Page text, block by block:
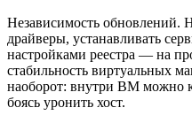
Независимость обновлений.
драйверы, устанавливать
настройками реестра — на
стабильность виртуальных
наоборот: внутри ВМ можно
боясь уронить хост.